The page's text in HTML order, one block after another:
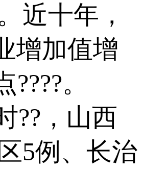
近十年，
增加值增
点????。
??，山西
5例、长治